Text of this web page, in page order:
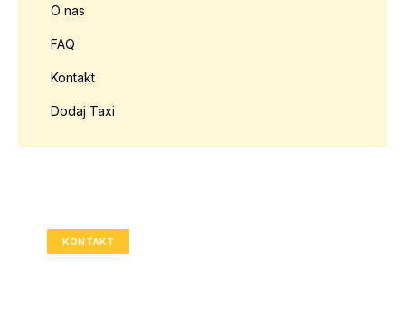
O nas
FAQ
Kontakt
Dodaj Taxi
KONTAKT